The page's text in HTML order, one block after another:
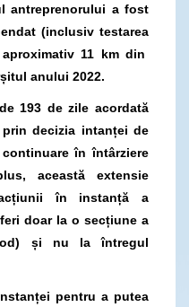
antreprenorului a fost
(inclusiv testarea
11 km din
anului 2022.
193 de zile acordată
decizia intanței de
în întârziere
această extensie
în instanță a
doar la o secțiune a
și nu la întregul
pentru a putea